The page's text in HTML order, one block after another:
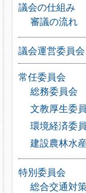
議会の仕組み
審議の流れ
議会運営委員会
常任委員会
総務委員会
文教厚生委
環境経済委
建設農林水
特別委員会
総合交通対